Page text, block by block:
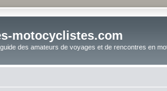
motocyclistes.com
des amateurs de voyages et de rencontres en